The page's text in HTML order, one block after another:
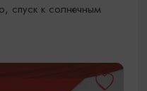
спуск к солнечным